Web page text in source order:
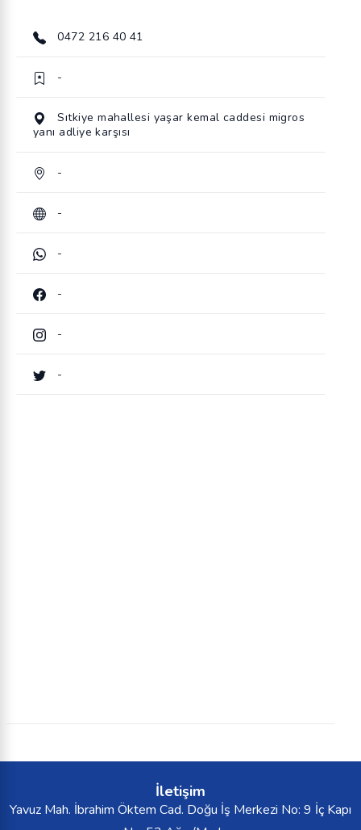
0472 216 40 41
-
Sıtkiye mahallesi yaşar kemal caddesi migros
yanı adliye karşısı
-
-
-
-
-
-
İletişim
Yavuz Mah. İbrahim Öktem Cad. Doğu İş Merkezi No: 9 İç Kapı